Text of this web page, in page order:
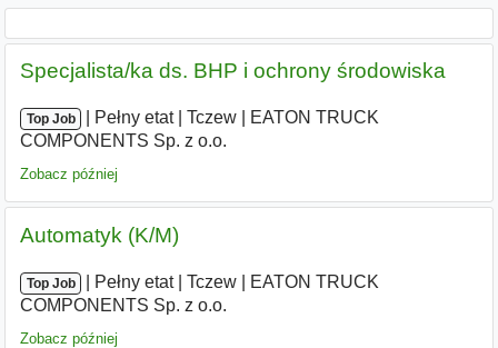
Specjalista/ka ds. BHP i ochrony środowiska
Top Job Pełny etat| Tczew
EATON TRUCK
COMPONENTS Sp. z o.o.
Zobacz później
Automatyk (K/M)
Top Job Pełny etat| Tczew
EATON TRUCK
COMPONENTS Sp. z o.o.
Zobacz później